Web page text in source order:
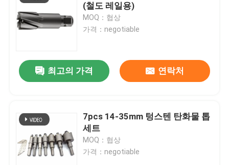
연락주세요
인용문을 요구하세요
hss 드릴용 날
벽돌 드릴 비트
(철도 레일용)
MOQ：협상
가격：negotiable
최고의 가격 연락처
7pcs 14-35mm 텅스텐 탄화물 톱
세트
MOQ：협상
가격：negotiable